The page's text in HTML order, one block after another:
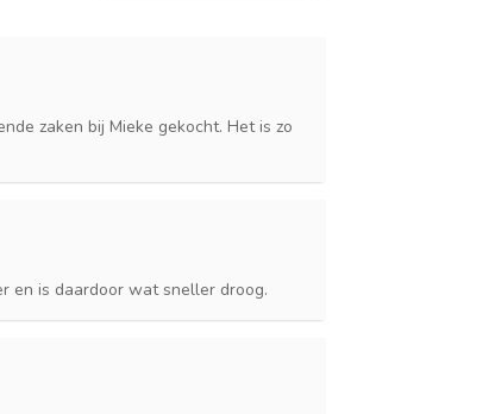
zaken bij Mieke gekocht. Het is zo
en is daardoor wat sneller droog.